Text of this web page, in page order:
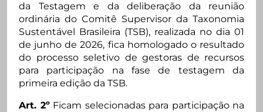
da Testagem e da deliberação da reunião
ordinária do Comitê Supervisor da Taxonomia
Sustentável Brasileira (TSB), realizada no dia 01
de junho de 2026, fica homologado o resultado
do processo seletivo de gestoras de recursos
para participação na fase de testagem da
primeira edição da TSB.
Art. 2ºFicam selecionadas para participação na